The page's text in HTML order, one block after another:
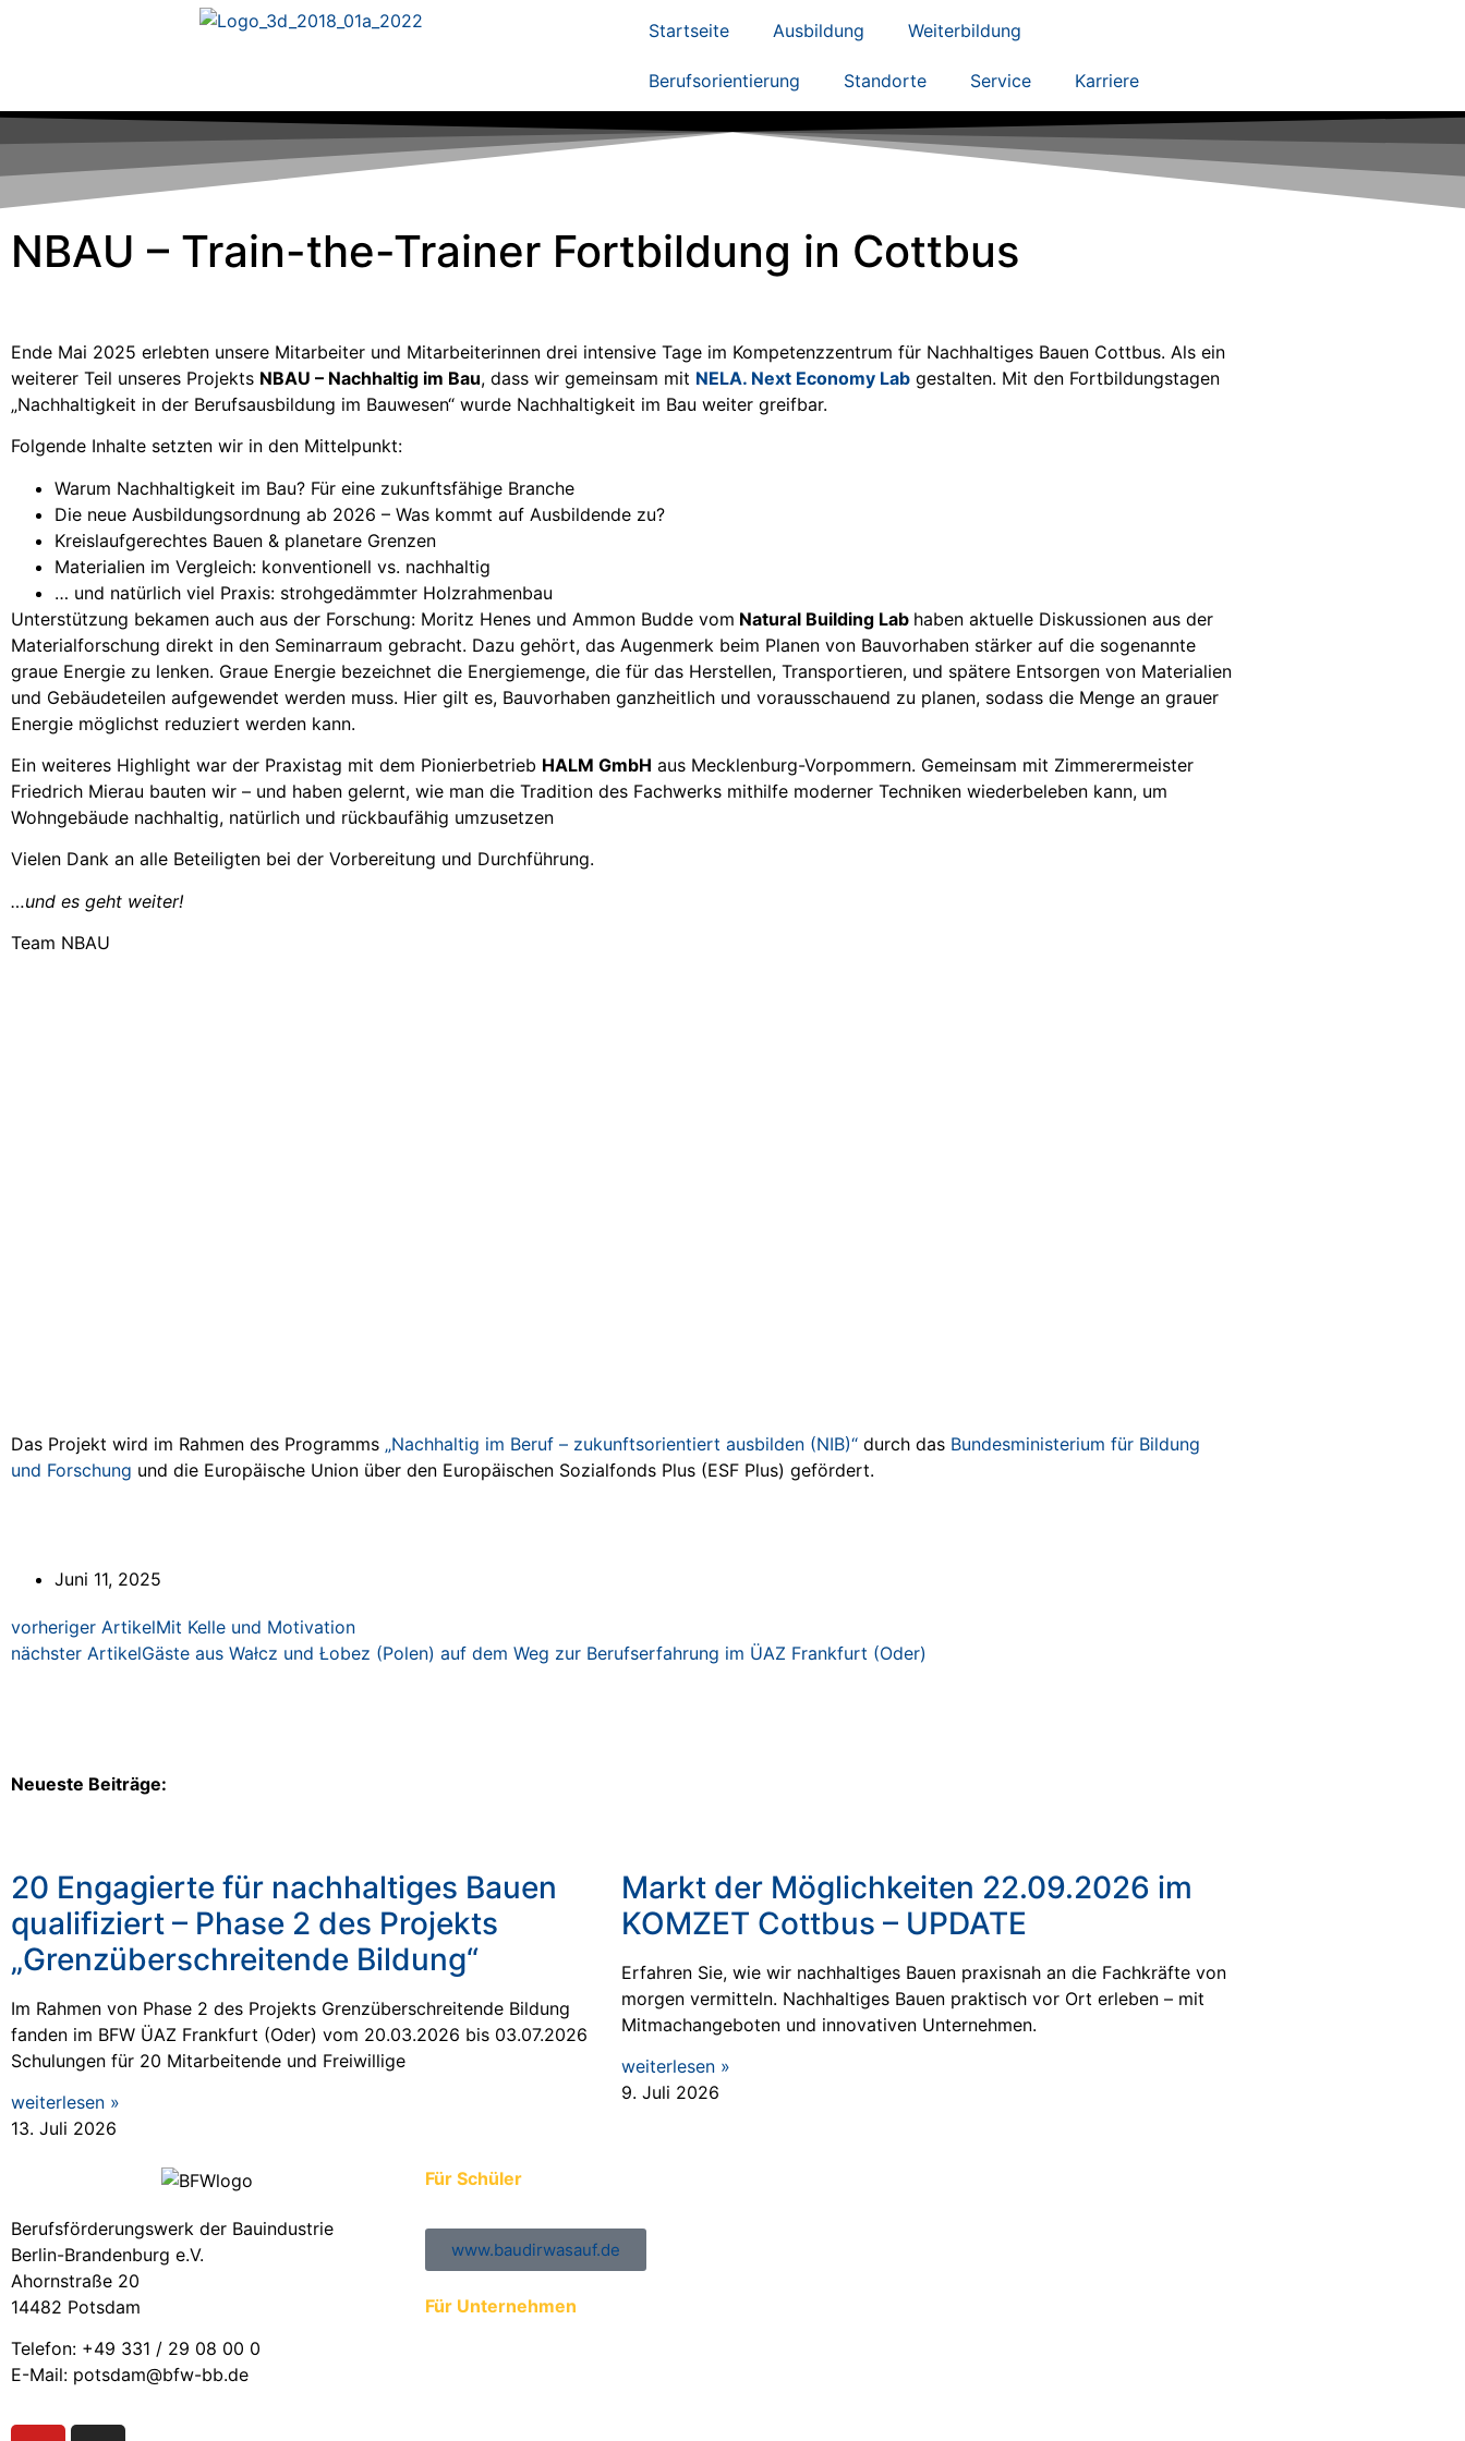
Startseite Ausbildung Weiterbildung
Berufsorientierung Standorte Service Karriere
NBAU – Train-the-Trainer Fortbildung in Cottbus
Ende Mai 2025 erlebten unsere Mitarbeiter und Mitarbeiterinnen drei intensive Tage im Kompetenzzentrum für Nachhaltiges Bauen Cottbus. Als ein
weiterer Teil unseres Projekts NBAU – Nachhaltig im Bau, dass wir gemeinsam mit NELA. Next Economy Lab gestalten. Mit den Fortbildungstagen
„Nachhaltigkeit in der Berufsausbildung im Bauwesen“ wurde Nachhaltigkeit im Bau weiter greifbar.
Folgende Inhalte setzten wir in den Mittelpunkt:
Warum Nachhaltigkeit im Bau? Für eine zukunftsfähige Branche
Die neue Ausbildungsordnung ab 2026 – Was kommt auf Ausbildende zu?
Kreislaufgerechtes Bauen & planetare Grenzen
Materialien im Vergleich: konventionell vs. nachhaltig
… und natürlich viel Praxis: strohgedämmter Holzrahmenbau
Unterstützung bekamen auch aus der Forschung: Moritz Henes und Ammon Budde vom Natural Building Lab haben aktuelle Diskussionen aus der
Materialforschung direkt in den Seminarraum gebracht. Dazu gehört, das Augenmerk beim Planen von Bauvorhaben stärker auf die sogenannte
graue Energie zu lenken. Graue Energie bezeichnet die Energiemenge, die für das Herstellen, Transportieren, und spätere Entsorgen von Materialien
und Gebäudeteilen aufgewendet werden muss. Hier gilt es, Bauvorhaben ganzheitlich und vorausschauend zu planen, sodass die Menge an grauer
Energie möglichst reduziert werden kann.
Ein weiteres Highlight war der Praxistag mit dem Pionierbetrieb HALM GmbH aus Mecklenburg-Vorpommern. Gemeinsam mit Zimmerermeister
Friedrich Mierau bauten wir – und haben gelernt, wie man die Tradition des Fachwerks mithilfe moderner Techniken wiederbeleben kann, um
Wohngebäude nachhaltig, natürlich und rückbaufähig umzusetzen
Vielen Dank an alle Beteiligten bei der Vorbereitung und Durchführung.
…und es geht weiter!
Team NBAU
Das Projekt wird im Rahmen des Programms „Nachhaltig im Beruf – zukunftsorientiert ausbilden (NIB)“ durch das Bundesministerium für Bildung
und Forschung und die Europäische Union über den Europäischen Sozialfonds Plus (ESF Plus) gefördert.
Juni 11, 2025
vorheriger ArtikelMit Kelle und Motivation
nächster ArtikelGäste aus Wałcz und Łobez (Polen) auf dem Weg zur Berufserfahrung im ÜAZ Frankfurt (Oder)
Neueste Beiträge:
20 Engagierte für nachhaltiges Bauen
qualifiziert – Phase 2 des Projekts
„Grenzüberschreitende Bildung“
Im Rahmen von Phase 2 des Projekts Grenzüberschreitende Bildung
fanden im BFW ÜAZ Frankfurt (Oder) vom 20.03.2026 bis 03.07.2026
Schulungen für 20 Mitarbeitende und Freiwillige
weiterlesen »
13. Juli 2026
Markt der Möglichkeiten 22.09.2026 im
KOMZET Cottbus – UPDATE
Erfahren Sie, wie wir nachhaltiges Bauen praxisnah an die Fachkräfte von
morgen vermitteln. Nachhaltiges Bauen praktisch vor Ort erleben – mit
Mitmachangeboten und innovativen Unternehmen.
weiterlesen »
9. Juli 2026
Berufsförderungswerk der Bauindustrie
Berlin-Brandenburg e.V.
Ahornstraße 20
14482 Potsdam
Telefon: +49 331 / 29 08 00 0
E-Mail: potsdam@bfw-bb.de
Für Schüler
www.baudirwasauf.de
Für Unternehmen